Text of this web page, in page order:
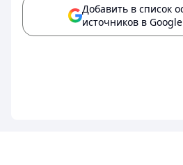
Добавить в список
источников в Google